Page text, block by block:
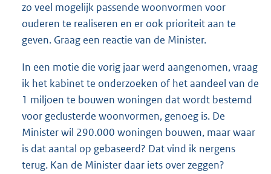
zo veel mogelijk passende woonvormen voor
ouderen te realiseren en er ook prioriteit aan te
geven. Graag een reactie van de Minister.
In een motie die vorig jaar werd aangenomen, vraag
ik het kabinet te onderzoeken of het aandeel van de
1 miljoen te bouwen woningen dat wordt bestemd
voor geclusterde woonvormen, genoeg is. De
Minister wil 290.000 woningen bouwen, maar waar
is dat aantal op gebaseerd? Dat vind ik nergens
terug. Kan de Minister daar iets over zeggen?